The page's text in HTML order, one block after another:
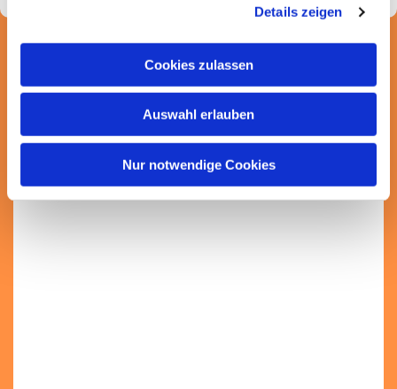
Details zeigen
Cookies zulassen
Auswahl erlauben
Nur notwendige Cookies